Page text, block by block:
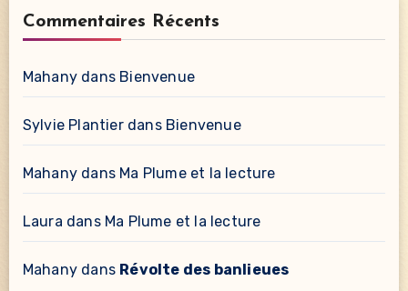
Commentaires Récents
Mahanydans Bienvenue
Sylvie Plantierdans Bienvenue
Mahanydans Ma Plume et la lecture
Laura dans Ma Plume et la lecture
Mahanydans Révolte des banlieues